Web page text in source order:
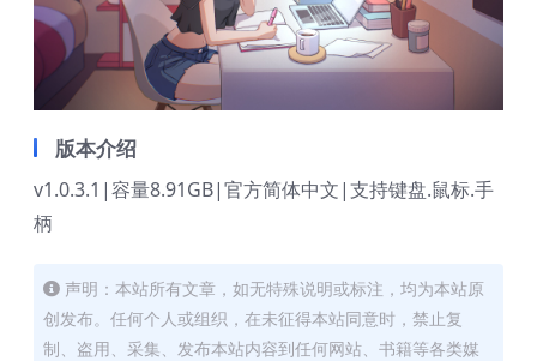
版本介绍
v1.0.3.1|容量8.91GB|官方简体中文|支持键盘.鼠标.手
柄
声明：本站所有文章，如无特殊说明或标注，均为本站原
创发布。任何个人或组织，在未征得本站同意时，禁止复
制、盗用、采集、发布本站内容到任何网站、书籍等各类媒